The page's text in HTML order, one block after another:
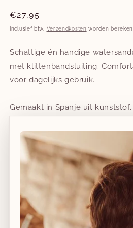
Normale
prijs
€27,95
Inclusief btw. Verzendkosten worden
Schattige én handige
met klittenbandsluiting.
voor dagelijks gebruik.
Gemaakt in Spanje uit kunststof.
Tailleert ruim. We adviseren
gebruikelijk te nemen.
Schoenmaat
21 24 26